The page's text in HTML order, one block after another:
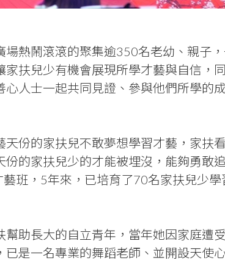
熱鬧滾滾的聚集逾350名老幼、親子
扶兒少有機會展現所學才藝與自信，
人士一起共同見證、參與他們所學的
份的家扶兒不敢夢想學習才藝，家扶
的家扶兒少的才能被埋沒，能夠勇敢追
班，5年來，已培育了70名家扶兒少學
助長大的自立青年，當年她因家庭遭
是一名專業的舞蹈老師、並開設天使